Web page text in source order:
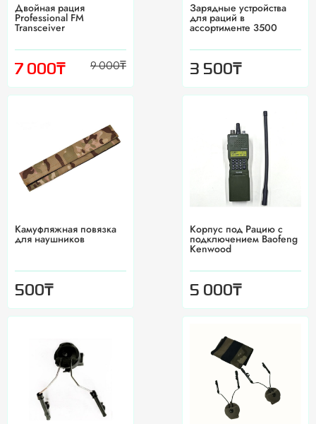
Двойная рация
Professional FM
Transceiver
7 000₸ 9 000₸
Зарядные устройства
для раций в
ассортименте 3500
3 500₸
Камуфляжная повязка
для наушников
500₸
Корпус под Рацию с
подключением Baofeng
Kenwood
5 000₸